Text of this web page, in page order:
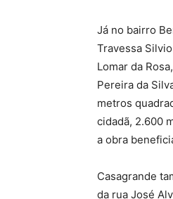
Já no bairro
Travessa
Lomar da
Pereira da
metros
cidadã, 2.600
a obra
Casagrande
da rua José